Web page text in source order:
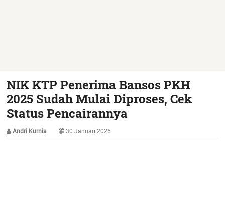
NIK KTP Penerima Bansos PKH
2025 Sudah Mulai Diproses, Cek
Status Pencairannya
Andri Kurnia 30 Januari 2025